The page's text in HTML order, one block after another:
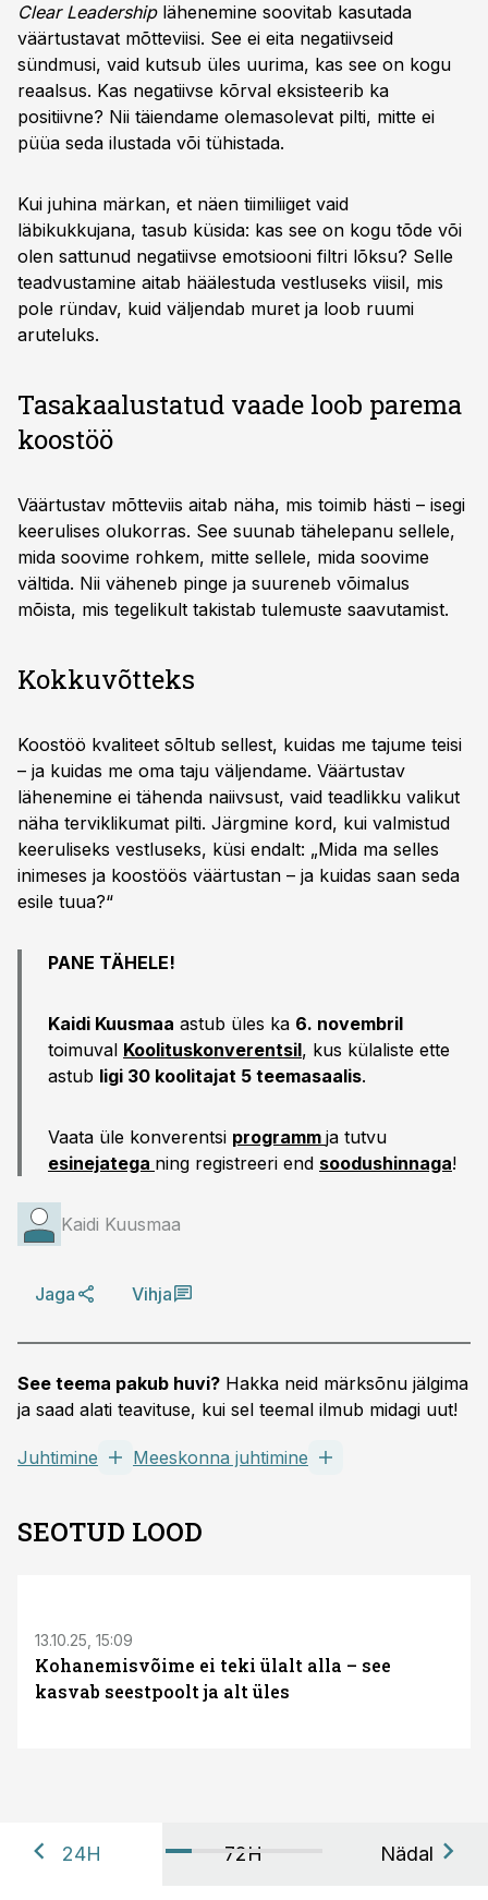
Clear Leadershiplähenemine soovitab kasutada
väärtustavat mõtteviisi. See ei eita negatiivseid
sündmusi, vaid kutsub üles uurima, kas see on kogu
reaalsus. Kas negatiivse kõrval eksisteerib ka
positiivne? Nii täiendame olemasolevat pilti, mitte ei
püüa seda ilustada või tühistada.
Kui juhina märkan, et näen tiimiliiget vaid
läbikukkujana, tasub küsida: kas see on kogu tõde või
olen sattunud negatiivse emotsiooni filtri lõksu? Selle
teadvustamine aitab häälestuda vestluseks viisil, mis
pole ründav, kuid väljendab muret ja loob ruumi
aruteluks.
Tasakaalustatud vaade loob parema
koostöö
Väärtustav mõtteviis aitab näha, mis toimib hästi – isegi
keerulises olukorras. See suunab tähelepanu sellele,
mida soovime rohkem, mitte sellele, mida soovime
vältida. Nii väheneb pinge ja suureneb võimalus
mõista, mis tegelikult takistab tulemuste saavutamist.
Kokkuvõtteks
Koostöö kvaliteet sõltub sellest, kuidas me tajume teisi
– ja kuidas me oma taju väljendame. Väärtustav
lähenemine ei tähenda naiivsust, vaid teadlikku valikut
näha terviklikumat pilti. Järgmine kord, kui valmistud
keeruliseks vestluseks, küsi endalt: „Mida ma selles
inimeses ja koostöös väärtustan – ja kuidas saan seda
esile tuua?“
PANE TÄHELE!
Kaidi Kuusmaa astub üles ka 6. novembril
toimuval Koolituskonverentsil, kus külaliste ette
astub ligi 30 koolitajat 5 teemasaalis.
Vaata üle konverentsi programm ja tutvu
esinejatega ning registreeri end soodushinnaga!
Kaidi Kuusmaa
Jaga Vihja
See teema pakub huvi? Hakka neid märksõnu jälgima
ja saad alati teavituse, kui sel teemal ilmub midagi uut!
Juhtimine Meeskonna juhtimine
SEOTUD LOOD
13.10.25, 15:09
Kohanemisvõime ei teki ülalt alla – see
kasvab seestpoolt ja alt üles
24H 72H Nädal